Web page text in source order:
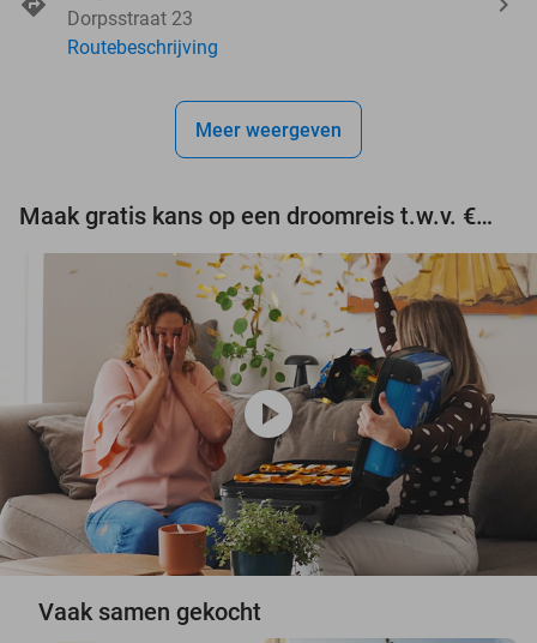
Dorpsstraat 23
Routebeschrijving
Meer weergeven
Maak gratis kans op een droomreis t.w.v. €3.000!
play_circle
Vaak samen gekocht